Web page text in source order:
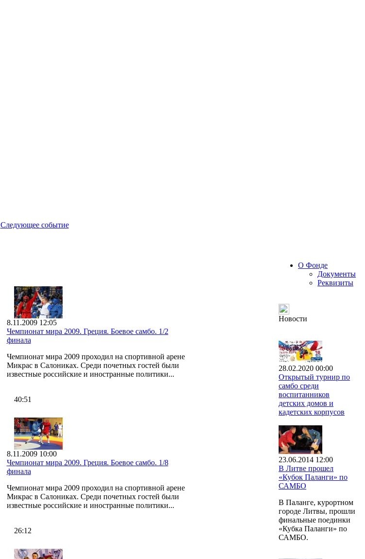
Следующее событие
8.11.2009 12:05
Чемпионат мира 2009. Греция. Боевое самбо. 1/2
финала
Чемпионат мира 2009 проходил на спортивной арене
Микрас в Салониках. Среди почетных гостей были
известные российские и иностранные политики...
40:51
8.11.2009 10:00
Чемпионат мира 2009. Греция. Боевое самбо. 1/8
финала
Чемпионат мира 2009 проходил на спортивной арене
Микрас в Салониках. Среди почетных гостей были
известные российские и иностранные политики...
26:12
О Фонде
Документы
Реквизиты
Новости
28.02.2020 00:00
Открытый турнир по
самбо среди
воспитанников
детских домов и
кадетских корпусов
23.06.2014 12:00
В Литве прошел
«Кубок Паланги» по
САМБО
В Паланге, курортном
городе Литвы, прошли
финальные поединки
«Кубка Паланги» по
САМБО.